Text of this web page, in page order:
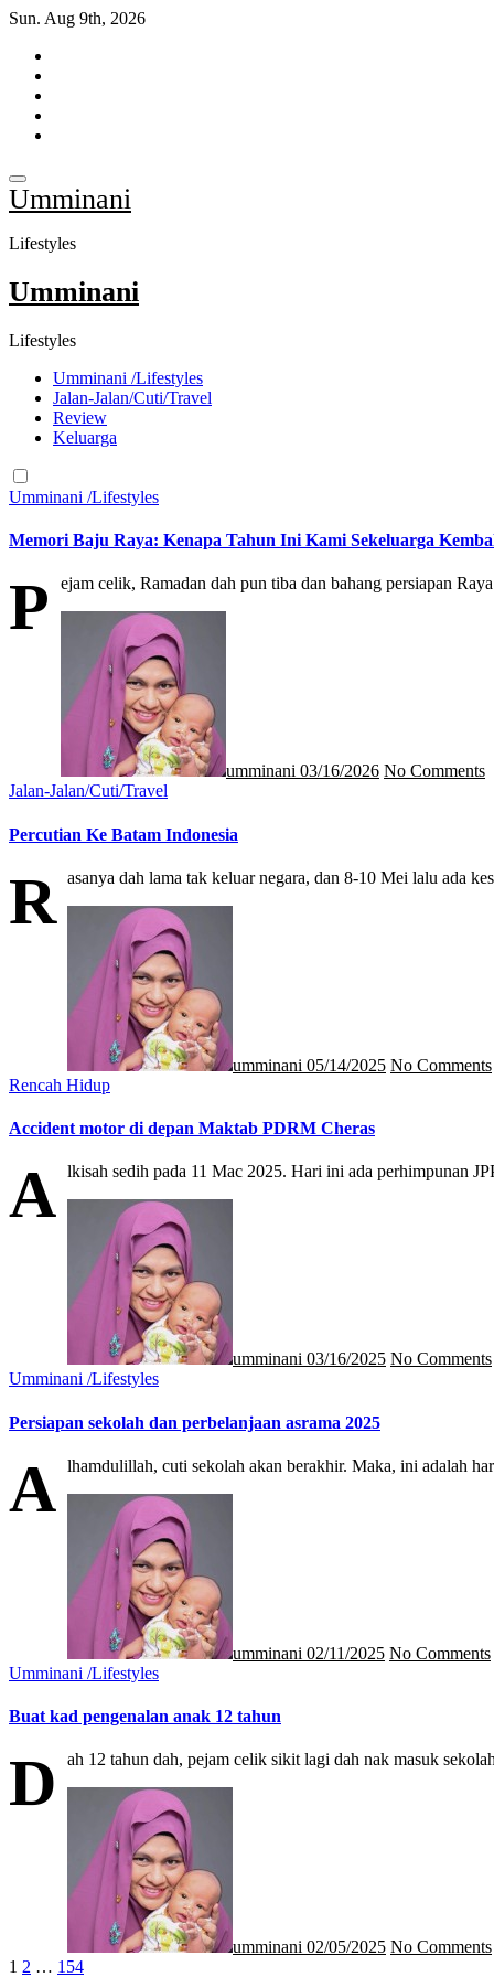
Skip
content
Sun. Aug 9th, 2026
Umminani
Lifestyles
Umminani
Lifestyles
Umminani /Lifestyles
Jalan-Jalan/Cuti/Travel
Review
Keluarga
Umminani /Lifestyles
Memori Baju Raya: Kenapa Tahun Ini Kami Sekeluarga
P ejam celik, Ramadan dah pun tiba dan bahang persiapan
umminani 03/16/2026 No Comments
Jalan-Jalan/Cuti/Travel
Percutian Ke Batam Indonesia
R asanya dah lama tak keluar negara, dan 8-10 Mei lalu ada
umminani 05/14/2025 No Comments
Rencah Hidup
Accident motor di depan Maktab PDRM Cheras
A lkisah sedih pada 11 Mac 2025. Hari ini ada perhimpunan
umminani 03/16/2025 No Comments
Umminani /Lifestyles
Persiapan sekolah dan perbelanjaan asrama 2025
A lhamdulillah, cuti sekolah akan berakhir. Maka, ini adalah
umminani 02/11/2025 No Comments
Umminani /Lifestyles
Buat kad pengenalan anak 12 tahun
D ah 12 tahun dah, pejam celik sikit lagi dah nak masuk
umminani 02/05/2025 No Comments
Posts
1 2 … 154